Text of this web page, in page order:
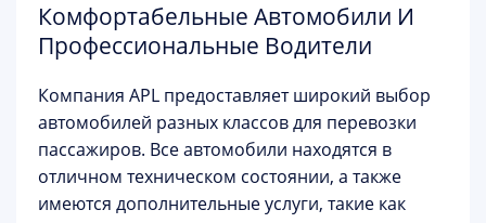
Комфортабельные Автомобили И
Профессиональные Водители
Компания APL предоставляет широкий выбор
автомобилей разных классов для перевозки
пассажиров. Все автомобили находятся в
отличном техническом состоянии, а также
имеются дополнительные услуги, такие как